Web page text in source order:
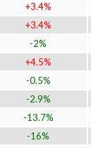
+3.4%
+3.4%
-2%
+4.5%
-0.5%
-2.9%
-13.7%
-16%